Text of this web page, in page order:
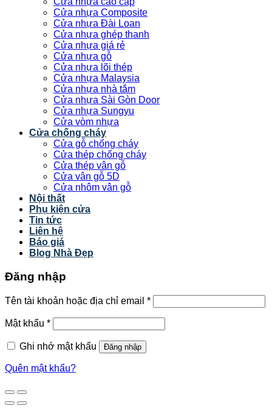
Cửa nhựa Composite
Cửa nhựa Đài Loan
Cửa nhựa ghép thanh
Cửa nhựa giá rẻ
Cửa nhựa gỗ
Cửa nhựa lõi thép
Cửa nhựa Malaysia
Cửa nhựa nhà tắm
Cửa nhựa Sài Gòn Door
Cửa nhựa Sungyu
Cửa vòm nhựa
Cửa chống cháy
Cửa gỗ chống cháy
Cửa thép chống cháy
Cửa thép vân gỗ
Cửa vân gỗ 5D
Cửa nhôm vân gỗ
Nội thất
Phụ kiện cửa
Tin tức
Liên hệ
Báo giá
Blog Nhà Đẹp
Đăng nhập
Tên tài khoản hoặc địa chỉ email *
Mật khẩu *
Ghi nhớ mật khẩu Đăng nhập
Quên mật khẩu?